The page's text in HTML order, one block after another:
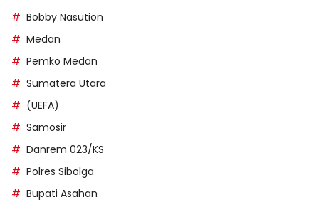
Bobby Nasution
Medan
Pemko Medan
Sumatera Utara
(UEFA)
Samosir
Danrem 023/KS
Polres Sibolga
Bupati Asahan